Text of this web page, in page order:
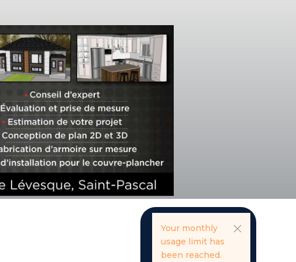
Your monthly
usage limit has
been reached.